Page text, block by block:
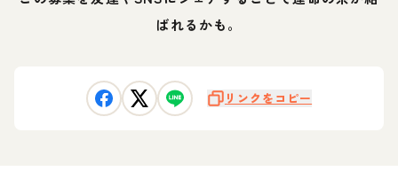
ばれるかも。
リンクをコピー